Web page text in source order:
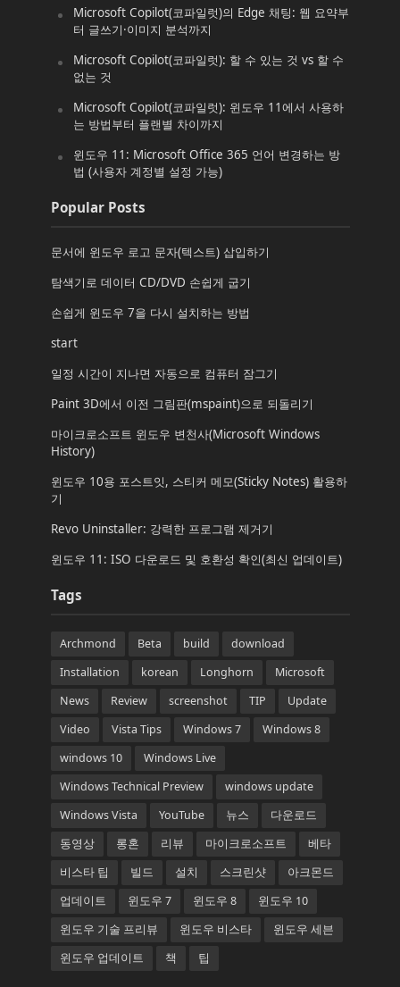
Microsoft Copilot(코파일럿)의 Edge 채팅: 웹 요약부
터 글쓰기·이미지 분석까지
Microsoft Copilot(코파일럿): 할 수 있는 것 vs 할 수
없는 것
Microsoft Copilot(코파일럿): 윈도우 11에서 사용하
는 방법부터 플랜별 차이까지
윈도우 11: Microsoft Office 365 언어 변경하는 방
법 (사용자 계정별 설정 가능)
Popular Posts
문서에 윈도우 로고 문자(텍스트) 삽입하기
탐색기로 데이터 CD/DVD 손쉽게 굽기
손쉽게 윈도우 7을 다시 설치하는 방법
start
일정 시간이 지나면 자동으로 컴퓨터 잠그기
Paint 3D에서 이전 그림판(mspaint)으로 되돌리기
마이크로소프트 윈도우 변천사(Microsoft Windows
History)
윈도우 10용 포스트잇, 스티커 메모(Sticky Notes) 활용하
기
Revo Uninstaller: 강력한 프로그램 제거기
윈도우 11: ISO 다운로드 및 호환성 확인(최신 업데이트)
Tags
Archmond Beta build
download
Installation
korean Longhorn
Microsoft
News
Review screenshot TIP
Update
Video
Vista Tips Windows 7
Windows 8
windows 10
Windows Live
Windows Technical Preview
windows update
Windows Vista
YouTube 뉴스
다운로드
동영상
롱혼 리뷰 마이크로소프트
베타
비스타 팁
빌드 설치 스크린샷
아크몬드
업데이트
윈도우 7 윈도우 8
윈도우 10
윈도우 기술 프리뷰
윈도우 비스타
윈도우 세븐
윈도우 업데이트
책 팁